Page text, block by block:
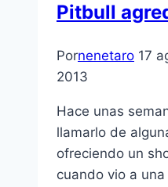
Pitbull
Pornenetaro 17
2013
Hace unas
llamarlo de
ofreciendo un
cuando vio a